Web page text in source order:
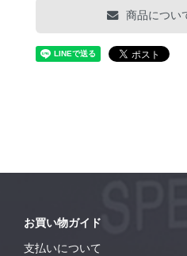
商品につい
お買い物ガイド
支払いについて